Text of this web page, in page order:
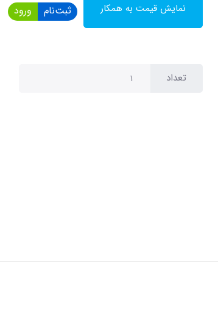
نمایش قیمت به همکار ثبت‌نام ورود
تعداد